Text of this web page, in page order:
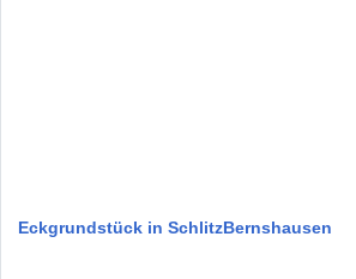
Eckgrundstück in SchlitzBernshausen